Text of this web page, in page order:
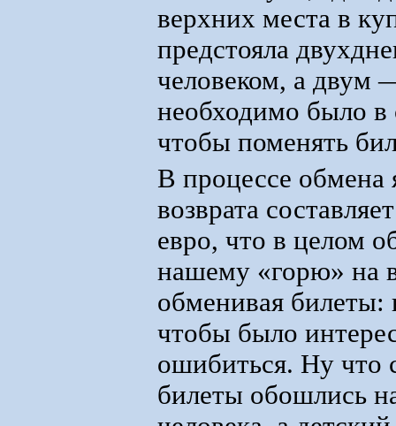
верхних места в
предстояла
человеком, а двум
необходимо было в
чтобы поменять
В процессе обмена
возврата
евро, что в целом
нашему «горю» на
обменивая билеты:
чтобы было
ошибиться. Ну что
билеты обошлись